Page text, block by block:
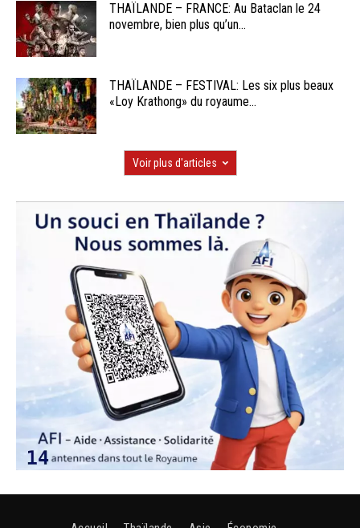
THAÏLANDE – FRANCE: Au Bataclan le 24
novembre, bien plus qu’un...
THAÏLANDE – FESTIVAL: Les six plus beaux
«Loy Krathong» du royaume...
Voir plus d'articles